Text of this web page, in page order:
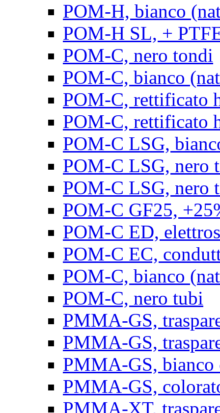
POM-H, bianco
POM-H SL, +
POM-C, nero tondi
POM-C, bianco
POM-C, rettificato
POM-C, rettificato
POM-C LSG,
POM-C LSG, nero
POM-C LSG, nero
POM-C GF25,
POM-C ED,
POM-C EC,
POM-C, bianco
POM-C, nero tubi
PMMA-GS,
PMMA-GS,
PMMA-GS, bianco
PMMA-GS,
PMMA-XT,